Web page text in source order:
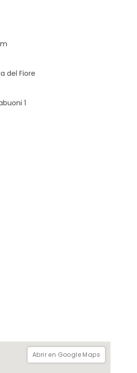
presta atención a
junto con el
experiencia descubriendo
tour esté compuesto por al
del Fiore
1
Abrir en Google Maps